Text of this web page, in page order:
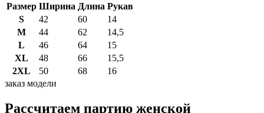
Размер Ширина Длина Рукав
S
42 60
14
M
44 62
14,5
L
46 64
15
XL
48 66
15,5
2XL
50 68
16
заказ модели
Рассчитаем партию женской